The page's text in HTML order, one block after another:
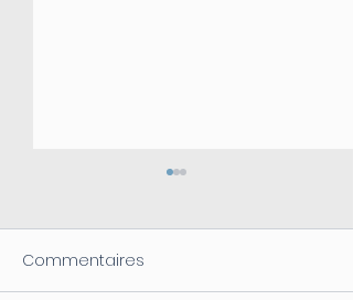
Commentaires